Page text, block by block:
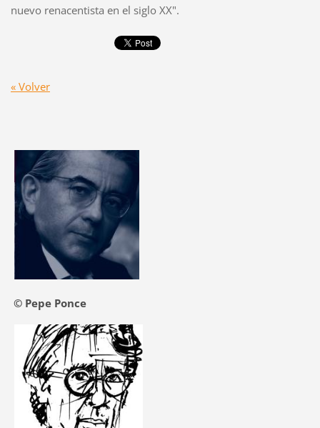
nuevo renacentista en el siglo XX".
« Volver
© Pepe Ponce